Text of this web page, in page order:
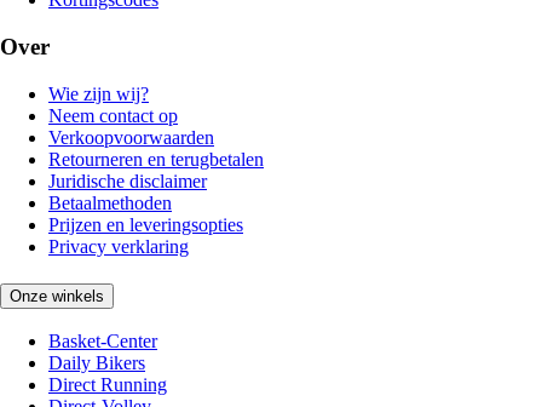
Over
Wie zijn wij?
Neem contact op
Verkoopvoorwaarden
Retourneren en terugbetalen
Juridische disclaimer
Betaalmethoden
Prijzen en leveringsopties
Privacy verklaring
Onze winkels
Basket-Center
Daily Bikers
Direct Running